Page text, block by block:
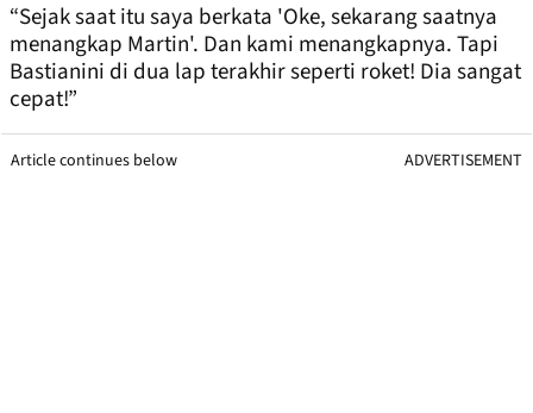
“Sejak saat itu saya berkata 'Oke, sekarang saatnya
menangkap Martin'. Dan kami menangkapnya. Tapi
Bastianini di dua lap terakhir seperti roket! Dia sangat
cepat!”
Article continues below ADVERTISEMENT